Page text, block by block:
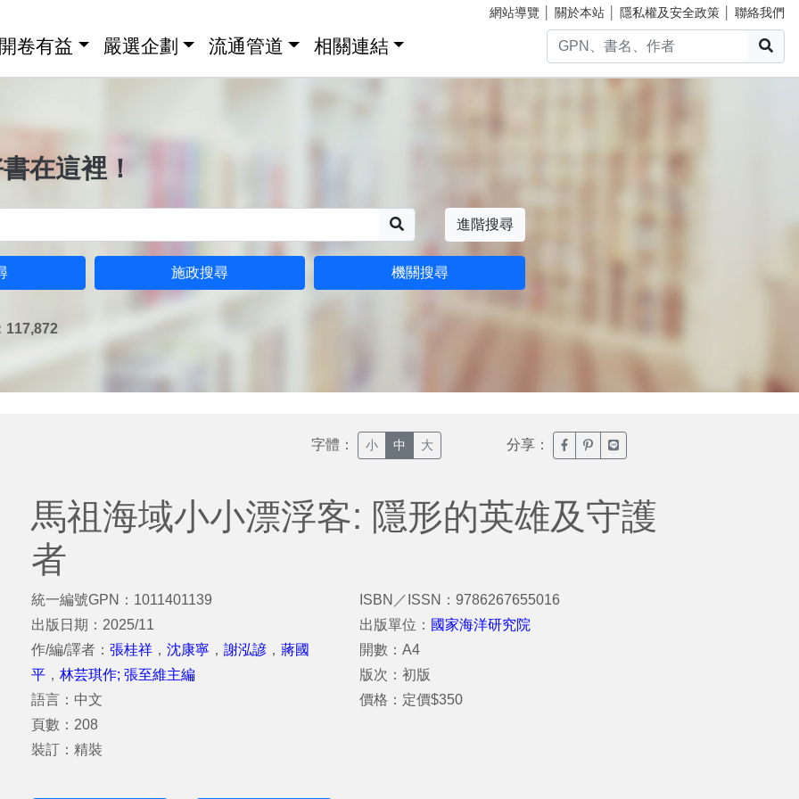
網站導覽 關於本站 隱私權及安全政策 聯絡我們
卷有益 嚴選企劃 流通管道 相關連結
在這裡！
進階搜尋
施政搜尋 機關搜尋
117,872
字體： 小 中 大 分享： 臉書分享(另開新視窗)
噗浪分享(另開新視窗)
Line分享(另開新視窗)
馬祖海域小小漂浮客: 隱形的英雄及守護
者
統一編號GPN：1011401139
出版日期：2025/11
作/編/譯者： 張桂祥 ， 沈康寧 ， 謝泓諺 ， 蔣國
平 ， 林芸琪作; 張至維主編
語言：中文
頁數：208
裝訂：精裝
ISBN／ISSN：9786267655016
出版單位： 國家海洋研究院
開數：A4
版次：初版
價格：定價$350